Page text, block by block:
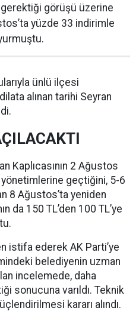
görüşü üzerine
yüzde 33 indirimle
ünlü ilçesi
alınan tarihi Seyran
Kaplıcasının 2 Ağustos
geçtiğini, 5-6
8 Ağustos’ta yeniden
da 150 TL’den 100 TL’ye
istifa ederek AK Parti’ye
belediyenin uzman
incelemede, daha
sonucuna varıldı. Teknik
kararı alındı.